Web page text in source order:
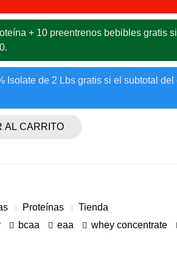
+ 10 preentrenos bebibles gratis
Isolate de 2 Lbs gratis si el subtotal del
AL CARRITO
Proteínas
Tienda
bcaa eaa whey concentrate